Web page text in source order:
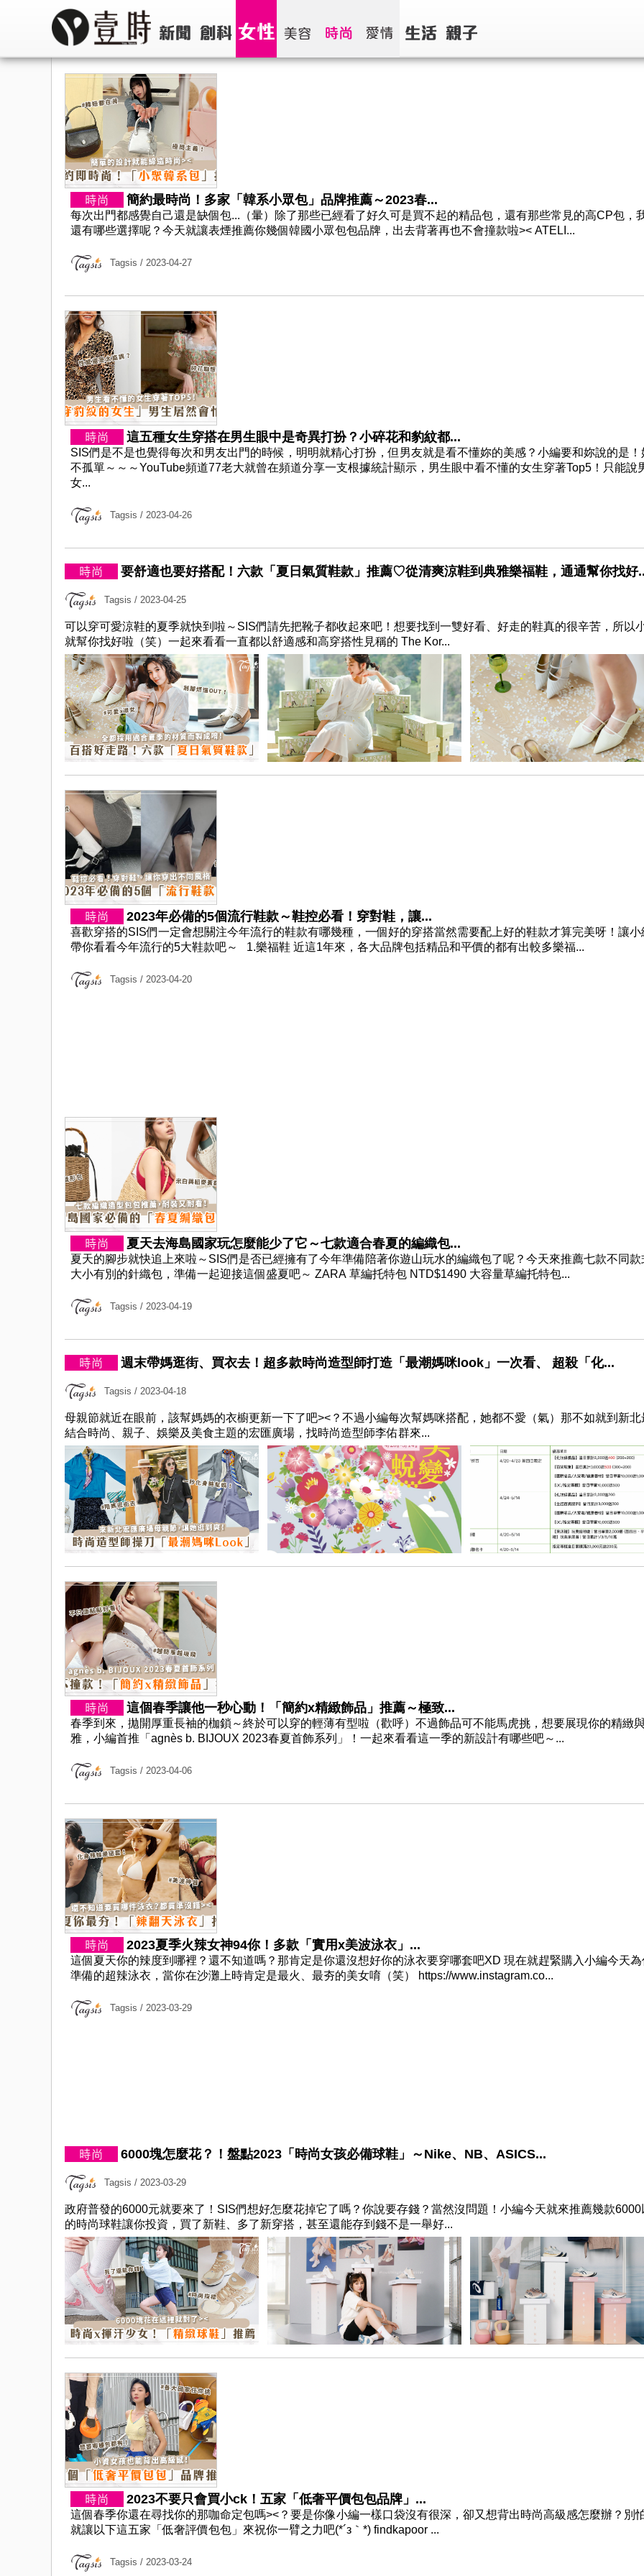
簡約最時尚！多家「韓系小眾包」品牌推薦～2023春...
每次出門都感覺自己還是缺個包...（暈）除了那些已經看了好久可是買不起的精品包，還有那些常見的高CP包，
還有哪些選擇呢？今天就讓表煙推薦你幾個韓國小眾包包品牌，出去背著再也不會撞款啦>< ATELI...
Tagsis / 2023-04-27
這五種女生穿搭在男生眼中是奇異打扮？小碎花和豹紋都...
SIS們是不是也覺得每次和男友出門的時候，明明就精心打扮，但男友就是看不懂妳的美感？小編要和妳說的是！
不孤單～～～YouTube頻道77老大就曾在頻道分享一支根據統計顯示，男生眼中看不懂的女生穿著Top5！只能說
女...
Tagsis / 2023-04-26
要舒適也要好搭配！六款「夏日氣質鞋款」推薦♡從清爽涼鞋到典雅樂福鞋，通通幫你找好
Tagsis / 2023-04-25
可以穿可愛涼鞋的夏季就快到啦～SIS們請先把靴子都收起來吧！想要找到一雙好看、好走的鞋真的很辛苦，所以
就幫你找好啦（笑）一起來看看一直都以舒適感和高穿搭性見稱的 The Kor...
2023年必備的5個流行鞋款～鞋控必看！穿對鞋，讓...
喜歡穿搭的SIS們一定會想關注今年流行的鞋款有哪幾種，一個好的穿搭當然需要配上好的鞋款才算完美呀！讓小
帶你看看今年流行的5大鞋款吧～ 1.樂福鞋 近這1年來，各大品牌包括精品和平價的都有出較多樂福...
Tagsis / 2023-04-20
夏天去海島國家玩怎麼能少了它～七款適合春夏的編織包...
夏天的腳步就快追上來啦～SIS們是否已經擁有了今年準備陪著你遊山玩水的編織包了呢？今天來推薦七款不同款
大小有別的針織包，準備一起迎接這個盛夏吧～ ZARA 草編托特包 NTD$1490 大容量草編托特包...
Tagsis / 2023-04-19
週末帶媽逛街、買衣去！超多款時尚造型師打造「最潮媽咪look」一次看、 超殺「化...
Tagsis / 2023-04-18
母親節就近在眼前，該幫媽媽的衣櫥更新一下了吧><？不過小編每次幫媽咪搭配，她都不愛（氣）那不如就到新北
結合時尚、親子、娛樂及美食主題的宏匯廣場，找時尚造型師李佑群來...
這個春季讓他一秒心動！「簡約x精緻飾品」推薦～極致...
春季到來，拋開厚重長袖的枷鎖～終於可以穿的輕薄有型啦（歡呼）不過飾品可不能馬虎挑，想要展現你的精緻
雅，小編首推「agnès b. BIJOUX 2023春夏首飾系列」！一起來看看這一季的新設計有哪些吧～...
Tagsis / 2023-04-06
2023夏季火辣女神94你！多款「實用x美波泳衣」...
這個夏天你的辣度到哪裡？還不知道嗎？那肯定是你還沒想好你的泳衣要穿哪套吧XD 現在就趕緊購入小編今天為
準備的超辣泳衣，當你在沙灘上時肯定是最火、最夯的美女唷（笑） https://www.instagram.co...
Tagsis / 2023-03-29
6000塊怎麼花？！盤點2023「時尚女孩必備球鞋」～Nike、NB、ASICS...
Tagsis / 2023-03-29
政府普發的6000元就要來了！SIS們想好怎麼花掉它了嗎？你說要存錢？當然沒問題！小編今天就來推薦幾款6000
的時尚球鞋讓你投資，買了新鞋、多了新穿搭，甚至還能存到錢不是一舉好...
2023不要只會買小ck！五家「低奢平價包包品牌」...
這個春季你還在尋找你的那咖命定包嗎><？要是你像小編一樣口袋沒有很深，卻又想背出時尚高級感怎麼辦？別
就讓以下這五家「低奢評價包包」來祝你一臂之力吧(*´з｀*) findkapoor ...
Tagsis / 2023-03-24